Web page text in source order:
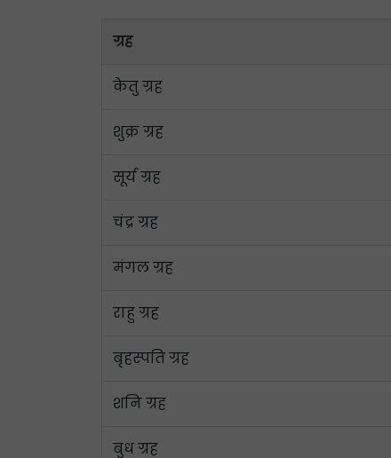
ग्रह
केतु ग्रह
शुक्र ग्रह
सूर्य ग्रह
चंद्र ग्रह
मंगल ग्रह
राहु ग्रह
बृहस्पति ग्रह
शनि ग्रह
बुध ग्रह